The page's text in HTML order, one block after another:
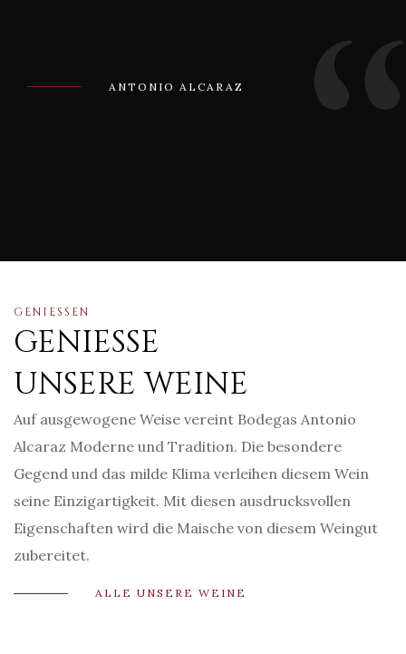
ANTONIO ALCARAZ
GENIESSEN
GENIESSE
UNSERE WEINE
Auf ausgewogene Weise vereint Bodegas Antonio
Alcaraz Moderne und Tradition. Die besondere
Gegend und das milde Klima verleihen diesem Wein
seine Einzigartigkeit. Mit diesen ausdrucksvollen
Eigenschaften wird die Maische von diesem Weingut
zubereitet.
ALLE UNSERE WEINE